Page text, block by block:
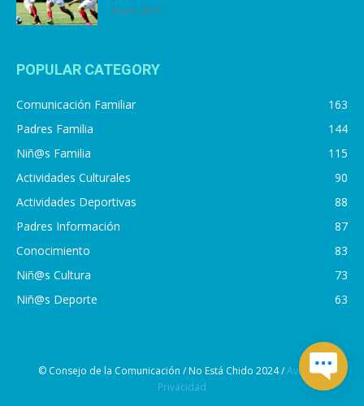
4 julio, 2019
POPULAR CATEGORY
Comunicación Familiar
163
Padres Familia
144
Niñ@s Familia
115
Actividades Culturales
90
Actividades Deportivas
88
Padres Información
87
Conocimiento
83
Niñ@s Cultura
73
Niñ@s Deporte
63
© Consejo de la Comunicación / No Está Chido 2024 /Aviso de
Privacidad